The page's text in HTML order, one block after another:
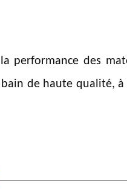
performance des
de haute qualité,